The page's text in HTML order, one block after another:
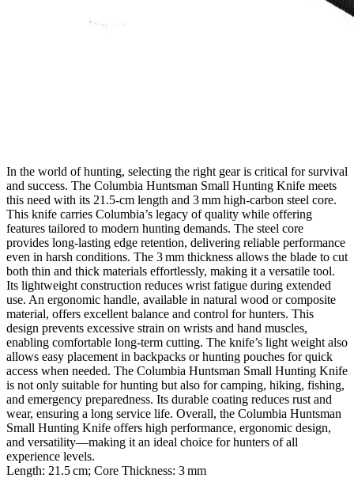
In the world of hunting, selecting the right gear is critical for survival
and success. The Columbia Huntsman Small Hunting Knife meets
this need with its 21.5‑cm length and 3 mm high‑carbon steel core.
This knife carries Columbia’s legacy of quality while offering
features tailored to modern hunting demands. The steel core
provides long‑lasting edge retention, delivering reliable performance
even in harsh conditions. The 3 mm thickness allows the blade to cut
both thin and thick materials effortlessly, making it a versatile tool.
Its lightweight construction reduces wrist fatigue during extended
use. An ergonomic handle, available in natural wood or composite
material, offers excellent balance and control for hunters. This
design prevents excessive strain on wrists and hand muscles,
enabling comfortable long‑term cutting. The knife’s light weight also
allows easy placement in backpacks or hunting pouches for quick
access when needed. The Columbia Huntsman Small Hunting Knife
is not only suitable for hunting but also for camping, hiking, fishing,
and emergency preparedness. Its durable coating reduces rust and
wear, ensuring a long service life. Overall, the Columbia Huntsman
Small Hunting Knife offers high performance, ergonomic design,
and versatility—making it an ideal choice for hunters of all
experience levels.
Length: 21.5 cm; Core Thickness: 3 mm